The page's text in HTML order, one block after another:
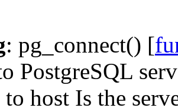
: pg_connect() [
PostgreSQL
host Is the